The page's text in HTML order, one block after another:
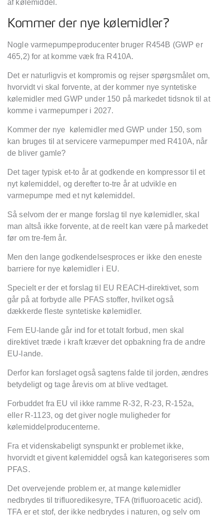
af kø lemiddel.
Kommer der nye kølemidler?
Nogle varmepumpeproducenter bruger R454B (GWP er
465,2) for at komme væk fra R410A.
Det er naturligvis et kompromis og rejser spørgsmålet om,
hvorvidt vi skal forvente, at der kommer nye syntetiske
kølemidler med GWP under 150 på markedet tidsnok til at
komme i varmepumper i 2027.
Kommer der nye kølemidler med GWP under 150, som
kan bruges til at servicere varmepumper med R410A, når
de bliver gamle?
Det tager typisk et-to år at godkende en kompressor til et
nyt kølemiddel, og derefter to-tre år at udvikle en
varmepumpe med et nyt kølemiddel.
Så selvom der er mange forslag til nye kølemidler, skal
man altså ikke forvente, at de reelt kan være på markedet
før om tre-fem år.
Men den lange godkendelsesproces er ikke den eneste
barriere for nye kølemidler i EU.
Specielt er der et forslag til EU REACH-direktivet, som
går på at forbyde alle PFAS stoffer, hvilket også
dækkerde fleste syntetiske kølemidler.
Fem EU-lande går ind for et totalt forbud, men skal
direktivet træde i kraft kræver det opbakning fra de andre
EU-lande.
Derfor kan forslaget også sagtens falde til jorden, ændres
betydeligt og tage årevis om at blive vedtaget.
Forbuddet fra EU vil ikke ramme R-32, R-23, R-152a,
eller R-1123, og det giver nogle muligheder for
kølemiddelproducenterne.
Fra et videnskabeligt synspunkt er problemet ikke,
hvorvidt et givent kølemiddel også kan kategoriseres som
PFAS.
Det overvejende problem er, at mange kølemidler
nedbrydes til trifluoredikesyre, TFA (trifluoroacetic acid).
TFA er et stof, der ikke nedbrydes i naturen, og selv om